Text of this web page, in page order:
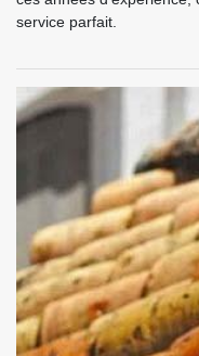
service parfait.